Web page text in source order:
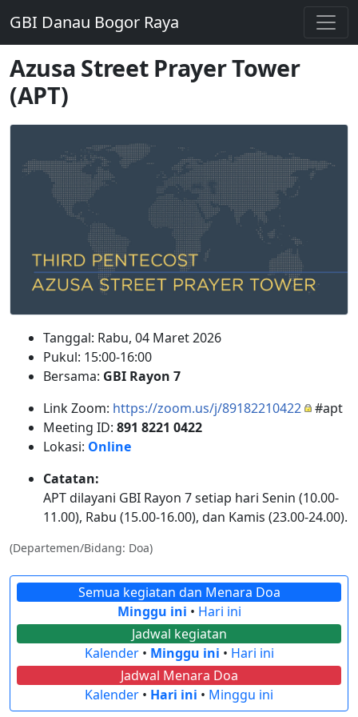
GBI Danau Bogor Raya
Azusa Street Prayer Tower
(APT)
Tanggal: Rabu, 04 Maret 2026
Pukul: 15:00-16:00
Bersama: GBI Rayon 7
Link Zoom: https://zoom.us/j/89182210422 #apt
Meeting ID: 891 8221 0422
Lokasi: Online
Catatan:
APT dilayani GBI Rayon 7 setiap hari Senin (10.00-
11.00), Rabu (15.00-16.00), dan Kamis (23.00-24.00).
(Departemen/Bidang: Doa)
Semua kegiatan dan Menara Doa
Minggu ini • Hari ini
Jadwal kegiatan
Kalender• Minggu ini • Hari ini
Jadwal Menara Doa
Kalender • Hari ini • Minggu ini